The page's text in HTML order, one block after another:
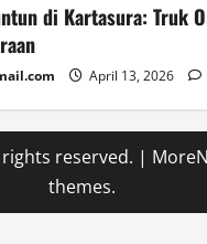
di Kartasura: Truk
April 13, 2026
reserved. |
themes.